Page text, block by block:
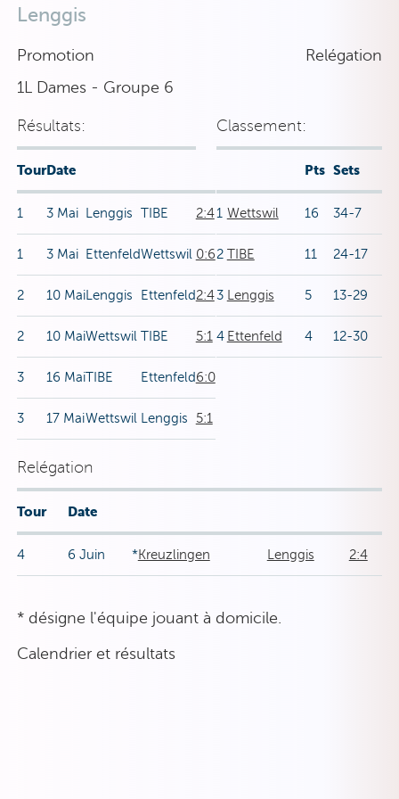
Lenggis
Promotion
Relégation
1L Dames - Groupe 6
Résultats:
TourDate
1 3 Mai Lenggis TIBE 2:4
1 3 Mai EttenfeldWettswil 0:6
2 10 MaiLenggis Ettenfeld2:4
2 10 MaiWettswil TIBE 5:1
3 16 MaiTIBE Ettenfeld6:0
3 17 MaiWettswil Lenggis 5:1
Classement:
Pts Sets
1 Wettswil 16 34-7
2 TIBE 11 24-17
3 Lenggis 5 13-29
4 Ettenfeld 4 12-30
Relégation
Tour Date
4 6 Juin *Kreuzlingen Lenggis 2:4
* désigne l'équipe jouant à domicile.
Calendrier et résultats